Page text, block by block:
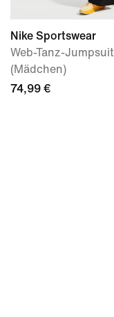
Nike Sportswear
Web-Tanz-
(Mädchen)
74,99 €